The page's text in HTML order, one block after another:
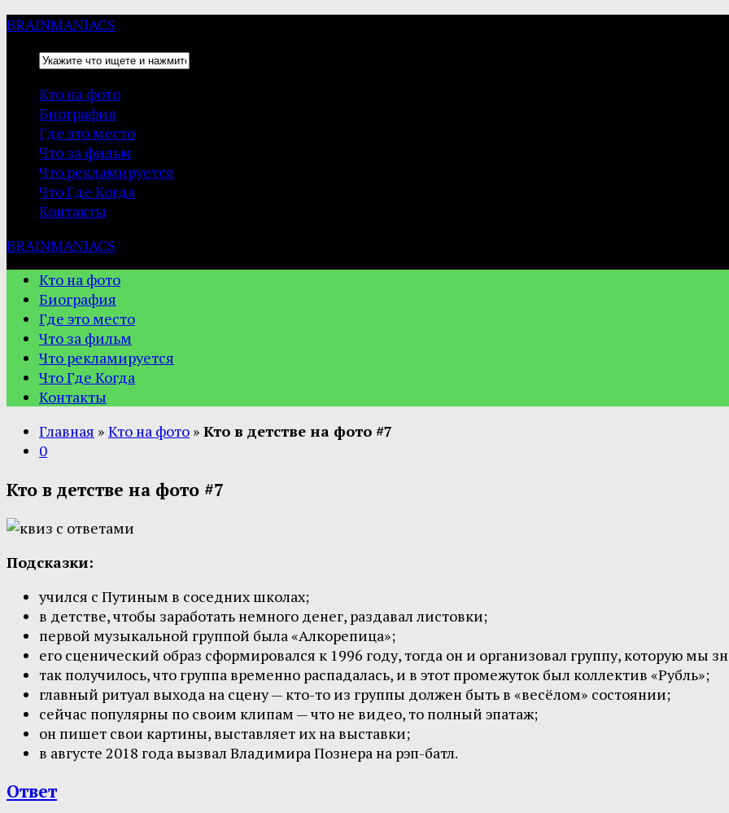
BRAINMANIACS
Кто на фото
Биография
Где это место
Что за фильм
Что рекламируется
Что Где Когда
Контакты
BRAINMANIACS
Кто на фото
Биография
Где это место
Что за фильм
Что рекламируется
Что Где Когда
Контакты
Главная » Кто на фото » Кто в детстве на фото #7
0
Кто в детстве на фото #7
Подсказки:
учился с Путиным в соседних школах;
в детстве, чтобы заработать немного денег, раздавал листовки;
первой музыкальной группой была «Алкорепица»;
его сценический образ сформировался к 1996 году, тогда он и организовал группу, которую мы
так получилось, что группа временно распадалась, и в этот промежуток был коллектив «Рубль»;
главный ритуал выхода на сцену — кто-то из группы должен быть в «весёлом» состоянии;
сейчас популярны по своим клипам — что не видео, то полный эпатаж;
он пишет свои картины, выставляет их на выставки;
в августе 2018 года вызвал Владимира Познера на рэп-батл.
Ответ